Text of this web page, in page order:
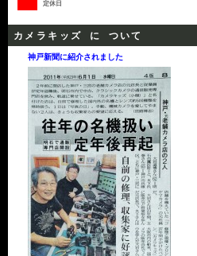
定休日
カメラキッズ に ついて
神戸新聞に紹介されました